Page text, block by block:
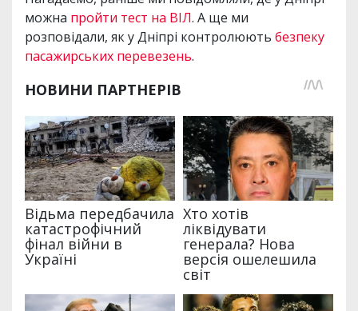
можна пройти тест на ВІЛ. А ще ми
розповідали, як у Дніпрі контролюють безпеку
пасажирських перевезень.